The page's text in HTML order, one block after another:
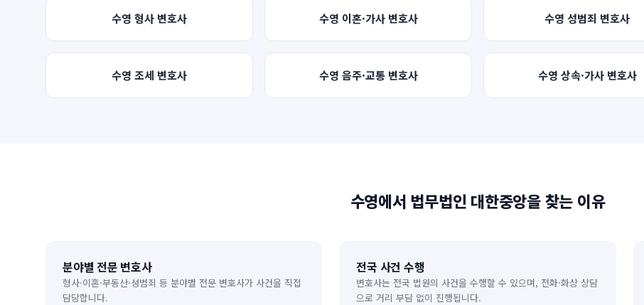
수영 형사 변호사 수영 이혼·가사변호사 수영 성범죄 변호사
수영 조세 변호사 수영 음주·교통변호사 수영 상속·가사변호사
수영에서 법무법인 대한중앙을 찾는 이유
분야별 전문 변호사
형사·이혼·부동산·성범죄 등 분야별 전문 변호사가 사건을 직접
담당합니다.
전국 사건 수행
변호사는 전국 법원의 사건을 수행할 수 있으며, 전화·화상 상담
으로 거리 부담 없이 진행됩니다.